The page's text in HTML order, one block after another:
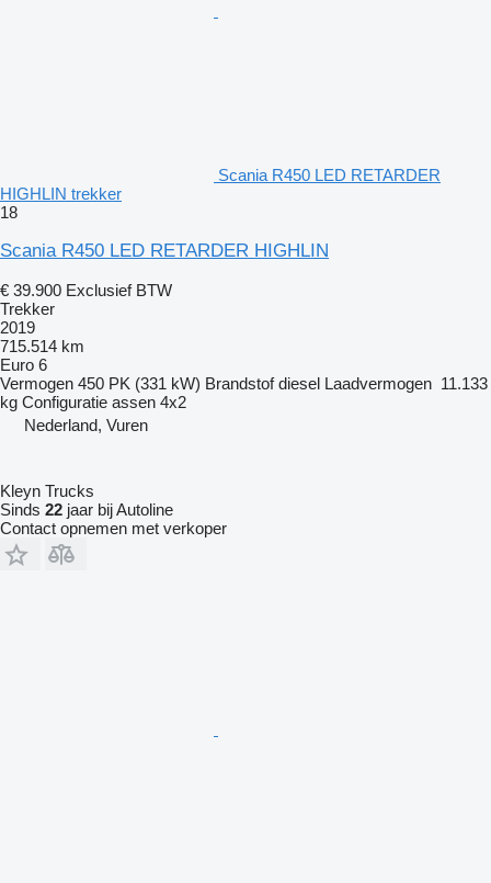
Scania R450 LED RETARDER
HIGHLIN trekker
18
Scania R450 LED RETARDER HIGHLIN
€ 39.900 Exclusief BTW
Trekker
2019
715.514 km
Euro 6
Vermogen 450 PK (331 kW) Brandstof diesel Laadvermogen 11.133
kg Configuratie assen 4x2
Nederland, Vuren
Kleyn Trucks
Sinds 22 jaar bij Autoline
Contact opnemen met verkoper